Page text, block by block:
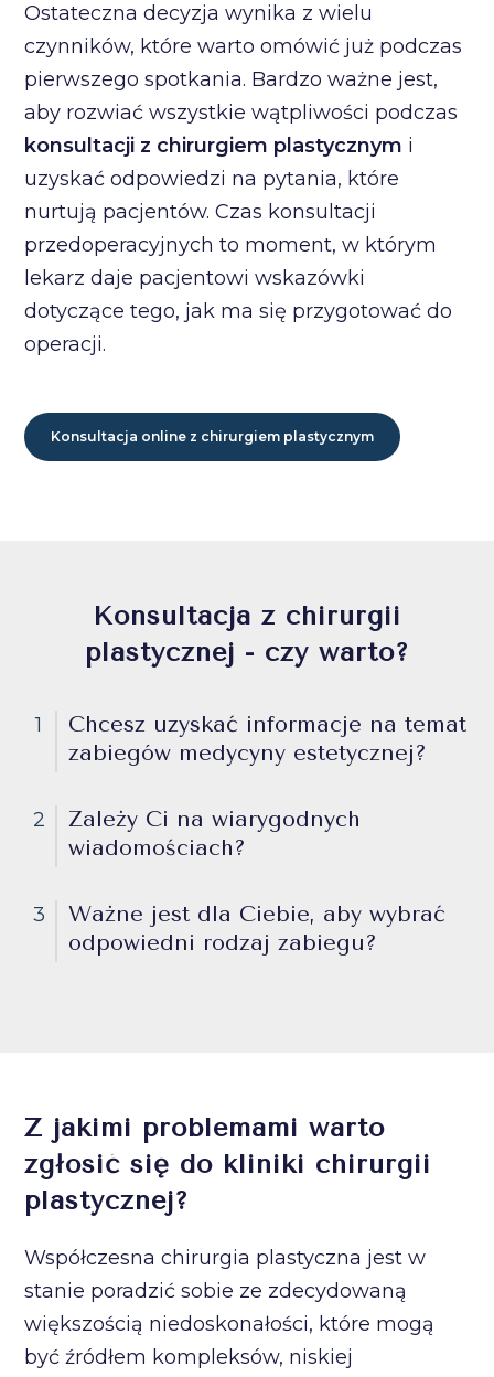
Ostateczna decyzja wynika z wielu
czynników, które warto omówić już podczas
pierwszego spotkania. Bardzo ważne jest,
aby rozwiać wszystkie wątpliwości podczas
konsultacji z chirurgiem plastycznym i
uzyskać odpowiedzi na pytania, które
nurtują pacjentów. Czas konsultacji
przedoperacyjnych to moment, w którym
lekarz daje pacjentowi wskazówki
dotyczące tego, jak ma się przygotować do
operacji.
Konsultacja online z chirurgiem plastycznym
Konsultacja z chirurgii
plastycznej - czy warto?
1
Chcesz uzyskać informacje na temat
zabiegów medycyny estetycznej?
2
Zależy Ci na wiarygodnych
wiadomościach?
3
Ważne jest dla Ciebie, aby wybrać
odpowiedni rodzaj zabiegu?
Z jakimi problemami warto
zgłosić się do kliniki chirurgii
plastycznej?
Współczesna chirurgia plastyczna jest w
stanie poradzić sobie ze zdecydowaną
większością niedoskonałości, które mogą
być źródłem kompleksów, niskiej